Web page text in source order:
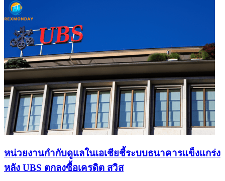
หน่วยงานกำกับดูแลในเอเชียชี้ระบบธนาคารแข็งแกร่ง
หลัง UBS ตกลงซื้อเครดิต สวิส